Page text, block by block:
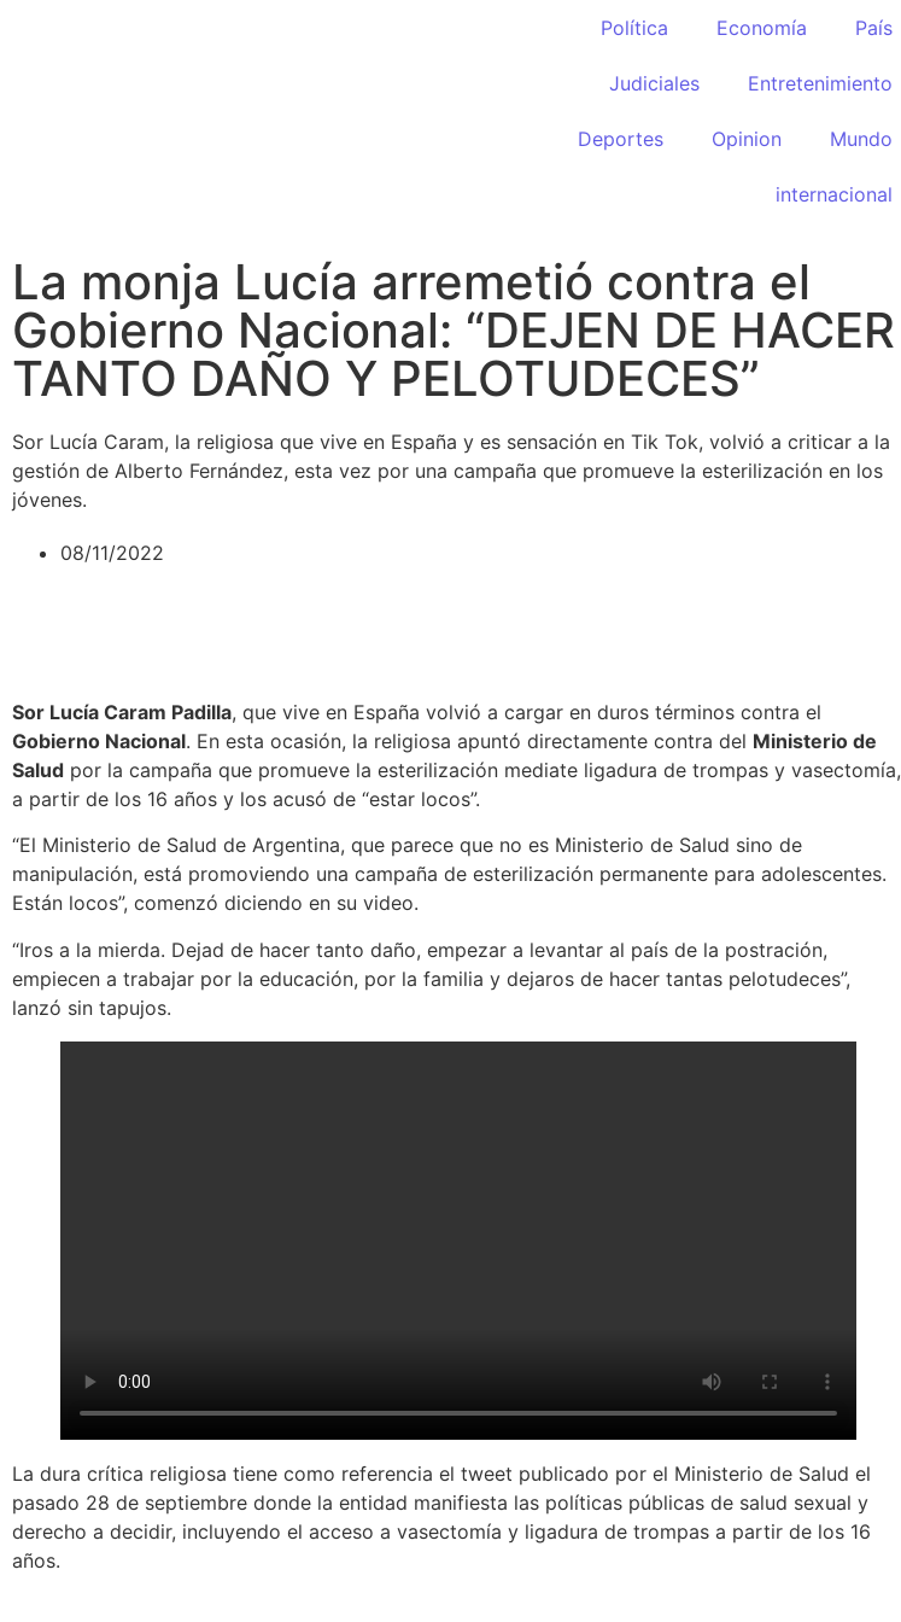
Política Economía País
Judiciales Entretenimiento
Deportes Opinion Mundo
internacional
La monja Lucía arremetió contra el
Gobierno Nacional: “DEJEN DE HACER
TANTO DAÑO Y PELOTUDECES”
Sor Lucía Caram, la religiosa que vive en España y es sensación en Tik Tok, volvió a criticar a la
gestión de Alberto Fernández, esta vez por una campaña que promueve la esterilización en los
jóvenes.
08/11/2022
Sor Lucía Caram Padilla, que vive en España volvió a cargar en duros términos contra el
Gobierno Nacional. En esta ocasión, la religiosa apuntó directamente contra del Ministerio de
Salud por la campaña que promueve la esterilización mediate ligadura de trompas y vasectomía,
a partir de los 16 años y los acusó de “estar locos”.
“El Ministerio de Salud de Argentina, que parece que no es Ministerio de Salud sino de
manipulación, está promoviendo una campaña de esterilización permanente para adolescentes.
Están locos”, comenzó diciendo en su video.
“Iros a la mierda. Dejad de hacer tanto daño, empezar a levantar al país de la postración,
empiecen a trabajar por la educación, por la familia y dejaros de hacer tantas pelotudeces”,
lanzó sin tapujos.
La dura crítica religiosa tiene como referencia el tweet publicado por el Ministerio de Salud el
pasado 28 de septiembre donde la entidad manifiesta las políticas públicas de salud sexual y
derecho a decidir, incluyendo el acceso a vasectomía y ligadura de trompas a partir de los 16
años.